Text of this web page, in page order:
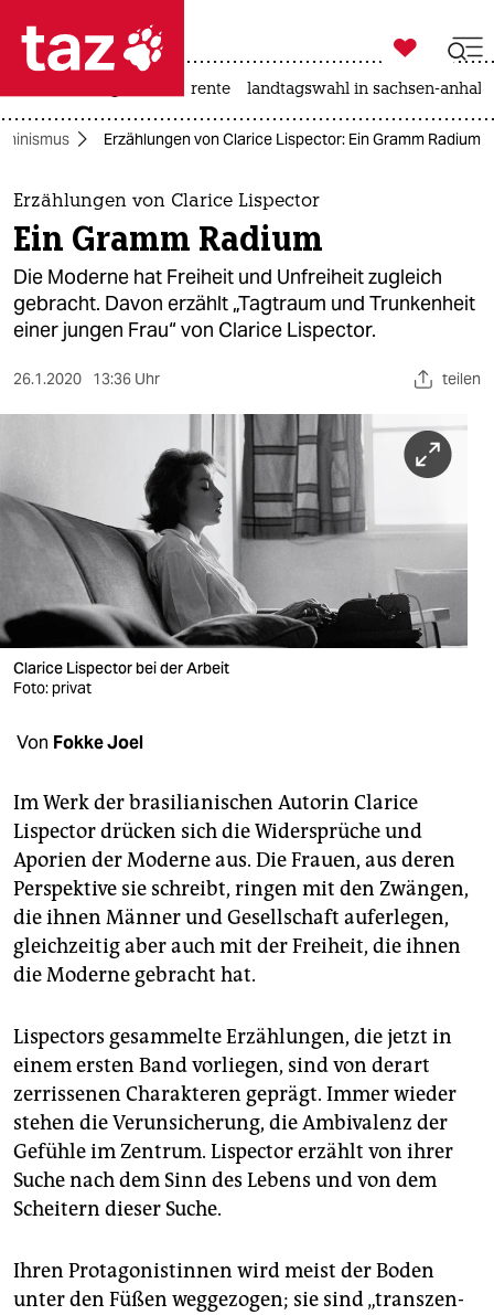
 taz zahl ich
taz zahl ich
themen
politik
öko
gesellschaft
berlin
nord
wahrheit
verlag
verlag
veranstaltungen
fragen & hilfe
unterstützen
abo
genossenschaft

taz zahl ich
rente landtagswahl in sachsen-anhalt
Erzählungen von Clarice Lispector: Ein Gramm Radium
Erzählungen von Clarice Lispector
Ein Gramm Radium
Die Moderne hat Freiheit und Unfreiheit zugleich
gebracht. Davon erzählt „Tagtraum und Trunkenheit
einer jungen Frau“ von Clarice Lispector.
26.1.2020 13:36 Uhr teilen
Clarice Lispector bei der Arbeit
Foto: privat
Von Fokke Joel
Im Werk der brasilianischen Autorin Clarice
Lispector drücken sich die Widersprüche und
Aporien der Moderne aus. Die Frauen, aus deren
Perspektive sie schreibt, ringen mit den Zwängen,
die ihnen Männer und Gesellschaft auferlegen,
gleichzeitig aber auch mit der Freiheit, die ihnen
die Moderne gebracht hat.
Lispectors gesammelte Erzählungen, die jetzt in
einem ersten Band vorliegen, sind von derart
zerrissenen Charakteren geprägt. Immer wieder
stehen die Verunsicherung, die Ambivalenz der
Gefühle im Zentrum. Lispec­tor erzählt von ihrer
Suche nach dem Sinn des Lebens und von dem
Scheitern dieser Suche.
Ihren Protagonistinnen wird meist der Boden
unter den Füßen weggezogen; sie sind „trans­zen­